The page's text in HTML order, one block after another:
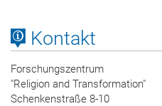
Kontakt
Forschungszentrum
"Religion and Transformation"
Schenkenstraße 8-10